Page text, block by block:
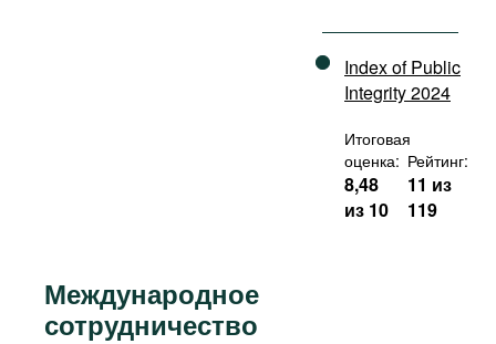
Index of Public
Integrity 2024
Итоговая
оценка:
8,48
из 10
Рейтинг:
11 из
119
Международное
сотрудничество